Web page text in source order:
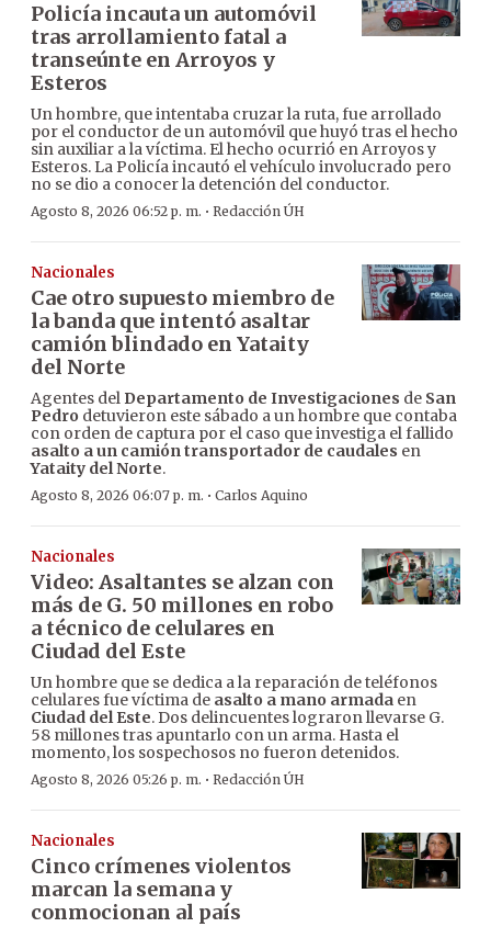
Policía incauta un automóvil
tras arrollamiento fatal a
transeúnte en Arroyos y
Esteros
Un hombre, que intentaba cruzar la ruta, fue arrollado
por el conductor de un automóvil que huyó tras el hecho
sin auxiliar a la víctima. El hecho ocurrió en Arroyos y
Esteros. La Policía incautó el vehículo involucrado pero
no se dio a conocer la detención del conductor.
Agosto 8, 2026 06:52 p. m. · Redacción ÚH
Nacionales
Cae otro supuesto miembro de
la banda que intentó asaltar
camión blindado en Yataity
del Norte
Agentes del Departamento de Investigaciones de San
Pedro detuvieron este sábado a un hombre que contaba
con orden de captura por el caso que investiga el fallido
asalto a un camión transportador de caudales en
Yataity del Norte.
Agosto 8, 2026 06:07 p. m. · Carlos Aquino
Nacionales
Video: Asaltantes se alzan con
más de G. 50 millones en robo
a técnico de celulares en
Ciudad del Este
Un hombre que se dedica a la reparación de teléfonos
celulares fue víctima de asalto a mano armada en
Ciudad del Este. Dos delincuentes lograron llevarse G.
58 millones tras apuntarlo con un arma. Hasta el
momento, los sospechosos no fueron detenidos.
Agosto 8, 2026 05:26 p. m. · Redacción ÚH
Nacionales
Cinco crímenes violentos
marcan la semana y
conmocionan al país